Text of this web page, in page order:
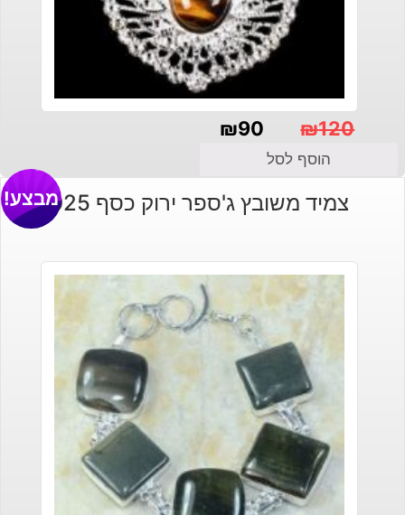
₪120
המקורי
₪90
הנוכחי
הוסף לסל
צמיד משובץ ג'ספר ירוק כסף 925 מבצע!